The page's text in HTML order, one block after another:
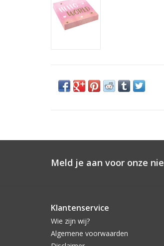
Meld je aan voor onze
Klantenservice
Wie zijn wij?
Algemene voorwaarden